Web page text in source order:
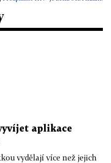
aplikace
vydělají více než jejich